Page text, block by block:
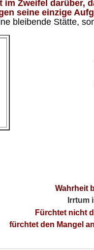
Zweifel darüber,
seine einzige
bleibende Stätte,
Wahrheit
Irrtum
Fürchtet nicht
fürchtet den Mangel